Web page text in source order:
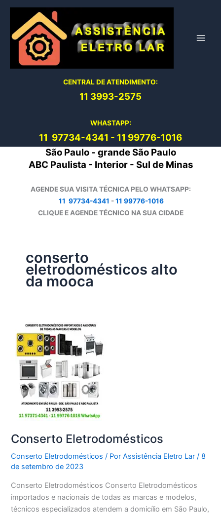
conteúdo
CENTRAL DE ATENDIMENTO:
11 3993-2575
WHASTAPP:
11 97734-4341 - 11 99776-1016
São Paulo - grande São Paulo
ABC Paulista - Interior - Sul de Minas
AGENDE SUA VISITA TÉCNICA PELO WHATSAPP:
11 97734-4341 -11 99776-1016
CLIQUE E AGENDE TÉCNICO NA SUA CIDADE
conserto
eletrodomésticos alto
da mooca
Conserto Eletrodomésticos
Conserto Eletrodomésticos / PorAssistência Eletro Lar/ 8
de setembro de 2023
Conserto Eletrodomésticos Conserto Eletrodomésticos
importados e nacionais de todas as marcas e modelos,
técnicos especializados atendem a domicílio em São Paulo,